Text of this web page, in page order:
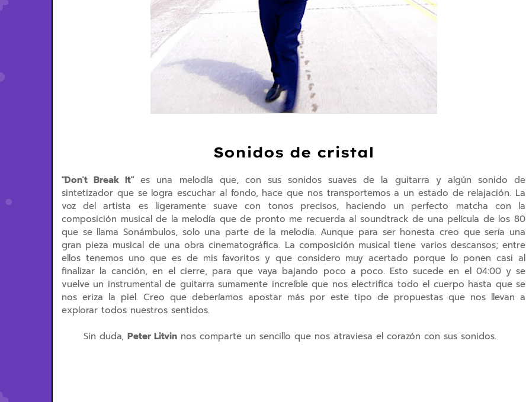
Sonidos de cristal
"Don't Break It" es una melodía que, con sus sonidos suaves de la guitarra y algún sonido de
sintetizador que se logra escuchar al fondo, hace que nos transportemos a un estado de relajación. La
voz del artista es ligeramente suave con tonos precisos, haciendo un perfecto matcha con la
composición musical de la melodía que de pronto me recuerda al soundtrack de una película de los 80
que se llama Sonámbulos, solo una parte de la melodía. Aunque para ser honesta creo que sería una
gran pieza musical de una obra cinematográfica. La composición musical tiene varios descansos; entre
ellos tenemos uno que es de mis favoritos y que considero muy acertado porque lo ponen casi al
finalizar la canción, en el cierre, para que vaya bajando poco a poco. Esto sucede en el 04:00 y se
vuelve un instrumental de guitarra sumamente increíble que nos electrifica todo el cuerpo hasta que se
nos eriza la piel. Creo que deberíamos apostar más por este tipo de propuestas que nos llevan a
explorar todos nuestros sentidos.
Sin duda, Peter Litvin nos comparte un sencillo que nos atraviesa el corazón con sus sonidos.